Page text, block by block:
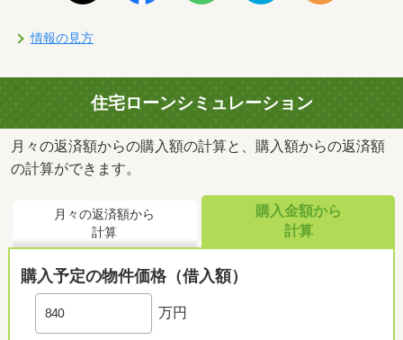
情報の見方
住宅ローンシミュレーション
月々の返済額からの購入額の計算と、購入額からの返済額
の計算ができます。
月々の返済額から
計算
購入金額から
計算
購入予定の物件価格（借入額）
万円